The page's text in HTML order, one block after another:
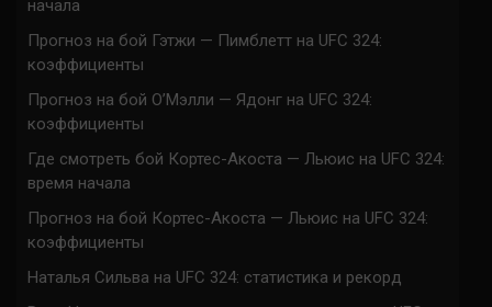
начала
Прогноз на бой Гэтжи — Пимблетт на UFC 324:
коэффициенты
Прогноз на бой О’Мэлли — Ядонг на UFC 324:
коэффициенты
Где смотреть бой Кортес-Акоста — Льюис на UFC 324:
время начала
Прогноз на бой Кортес-Акоста — Льюис на UFC 324:
коэффициенты
Наталья Сильва на UFC 324: статистика и рекорд